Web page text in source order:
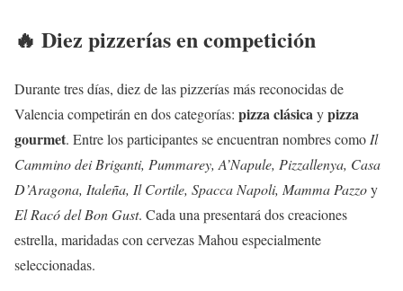
🔥 Diez pizzerías en competición
Durante tres días, diez de las pizzerías más reconocidas de
Valencia competirán en dos categorías: pizza clásicaypizza
gourmet. Entre los participantes se encuentran nombres como Il
Cammino dei Briganti, Pummarey, A’Napule, Pizzallenya, Casa
D’Aragona, Italeña, Il Cortile, Spacca Napoli, Mamma Pazzoy
El Racó del Bon Gust. Cada una presentará dos creaciones
estrella, maridadas con cervezas Mahou especialmente
seleccionadas.